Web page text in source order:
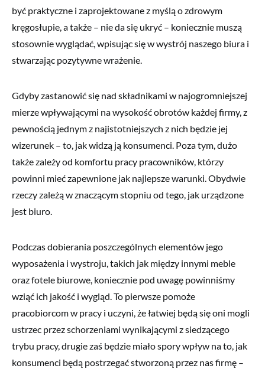
być praktyczne i zaprojektowane z myślą o zdrowym
kręgosłupie, a także – nie da się ukryć – koniecznie muszą
stosownie wyglądać, wpisując się w wystrój naszego biura i
stwarzając pozytywne wrażenie.
Gdyby zastanowić się nad składnikami w najogromniejszej
mierze wpływającymi na wysokość obrotów każdej firmy, z
pewnością jednym z najistotniejszych z nich będzie jej
wizerunek – to, jak widzą ją konsumenci. Poza tym, dużo
także zależy od komfortu pracy pracowników, którzy
powinni mieć zapewnione jak najlepsze warunki. Obydwie
rzeczy zależą w znaczącym stopniu od tego, jak urządzone
jest biuro.
Podczas dobierania poszczególnych elementów jego
wyposażenia i wystroju, takich jak między innymi meble
oraz fotele biurowe, koniecznie pod uwagę powinniśmy
wziąć ich jakość i wygląd. To pierwsze pomoże
pracobiorcom w pracy i uczyni, że łatwiej będą się oni mogli
ustrzec przez schorzeniami wynikającymi z siedzącego
trybu pracy, drugie zaś będzie miało spory wpływ na to, jak
konsumenci będą postrzegać stworzoną przez nas firmę –